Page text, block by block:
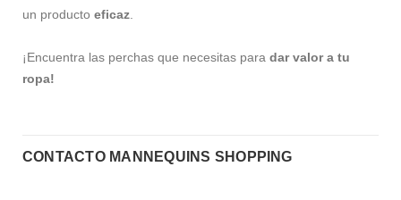
un producto eficaz
¡Encuentra las perchas que necesitas para dar valor a tu
ropa!
CONTACTO MANNEQUINS SHOPPING